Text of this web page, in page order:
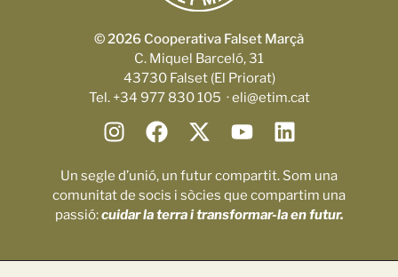
© 2026 Cooperativa Falset Marçà
C. Miquel Barceló, 31
43730 Falset (El Priorat)
Tel. +34 977 830 105 · eli@etim.cat
Un segle d’unió, un futur compartit. Som una
comunitat de socis i sòcies que compartim una
passió:cuidar la terra i transformar-la en futur.